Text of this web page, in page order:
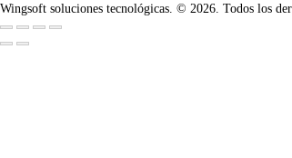
Wingsoft soluciones tecnológicas. © 2026. Todos los